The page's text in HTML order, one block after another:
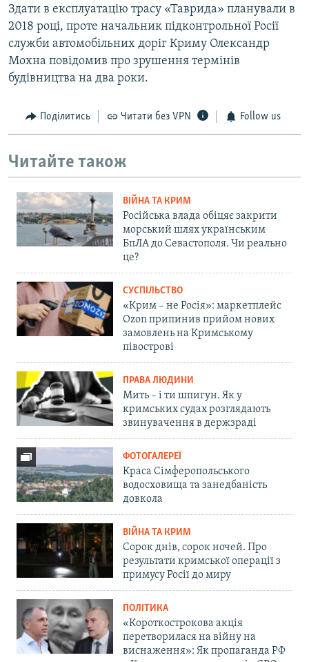
Здати в експлуатацію трасу «Таврида» планували в
2018 році, проте начальник підконтрольної Росії
служби автомобільних доріг Криму Олександр
Мохна повідомив про зрушення термінів
будівництва на два роки.
Поділитись Читати без VPN Follow us
Читайте також
ВІЙНА ТА КРИМ
Російська влада обіцяє закрити
морський шлях українським
БпЛА до Севастополя. Чи реально
це?
СУСПІЛЬСТВО
«Крим – не Росія»: маркетплейс
Ozon припинив прийом нових
замовлень на Кримському
півострові
ПРАВА ЛЮДИНИ
Мить – і ти шпигун. Як у
кримських судах розглядають
звинувачення в держзраді
ФОТОГАЛЕРЕЇ
Краса Сімферопольського
водосховища та занедбаність
довкола
ВІЙНА ТА КРИМ
Сорок днів, сорок ночей. Про
результати кримської операції з
примусу Росії до миру
ПОЛІТИКА
«Короткострокова акція
перетворилася на війну на
виснаження»: Як пропаганда РФ